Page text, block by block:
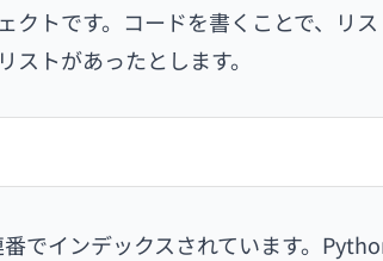
クトです。コードを書くことで、リ
トがあったとします。
でインデックスされています。